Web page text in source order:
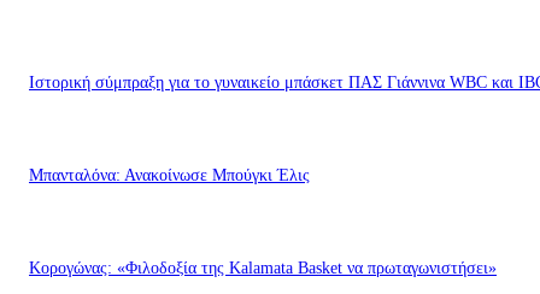
Ιστορική σύμπραξη για το γυναικείο μπάσκετ ΠΑΣ Γιάννινα WBC και
Μπανταλόνα: Ανακοίνωσε Μπούγκι Έλις
Κορογώνας: «Φιλοδοξία της Kalamata Basket να πρωταγωνιστήσει»